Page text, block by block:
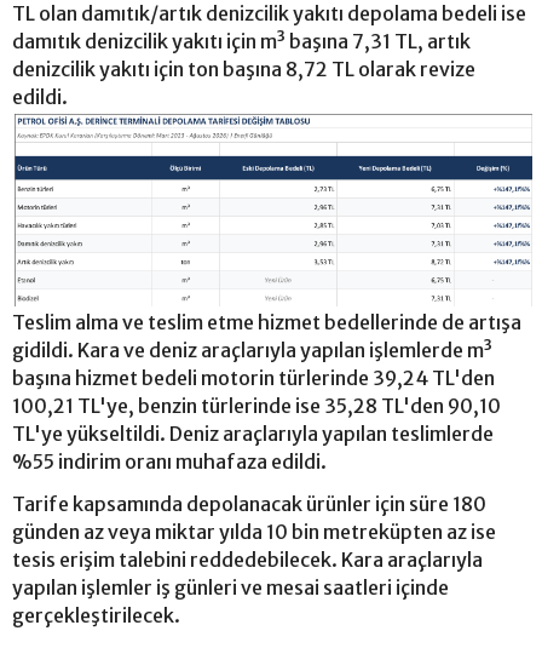
TL olan damıtık/artık denizcilik yakıtı depolama bedeli ise
damıtık denizcilik yakıtı için m³ başına 7,31 TL, artık
denizcilik yakıtı için ton başına 8,72 TL olarak revize
edildi.
Teslim alma ve teslim etme hizmet bedellerinde de artışa
gidildi. Kara ve deniz araçlarıyla yapılan işlemlerde m³
başına hizmet bedeli motorin türlerinde 39,24 TL'den
100,21 TL'ye, benzin türlerinde ise 35,28 TL'den 90,10
TL'ye yükseltildi. Deniz araçlarıyla yapılan teslimlerde
%55 indirim oranı muhafaza edildi.
Tarife kapsamında depolanacak ürünler için süre 180
günden az veya miktar yılda 10 bin metreküpten az ise
tesis erişim talebini reddedebilecek. Kara araçlarıyla
yapılan işlemler iş günleri ve mesai saatleri içinde
gerçekleştirilecek.